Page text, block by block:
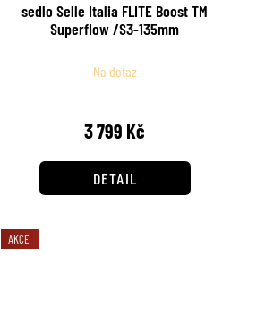
ů
sedlo Selle Italia FLITE Boost TM
Superflow /S3-135mm
Na dotaz
3 799 Kč
DETAIL
AKCE